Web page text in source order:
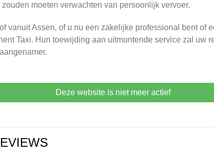
moeten verwachten van persoonlijk vervoer.
vanuit Assen, of u nu een zakelijke professional bent of
Taxi. Hun toewijding aan uitmuntende service zal uw
Deze website is niet meer actief